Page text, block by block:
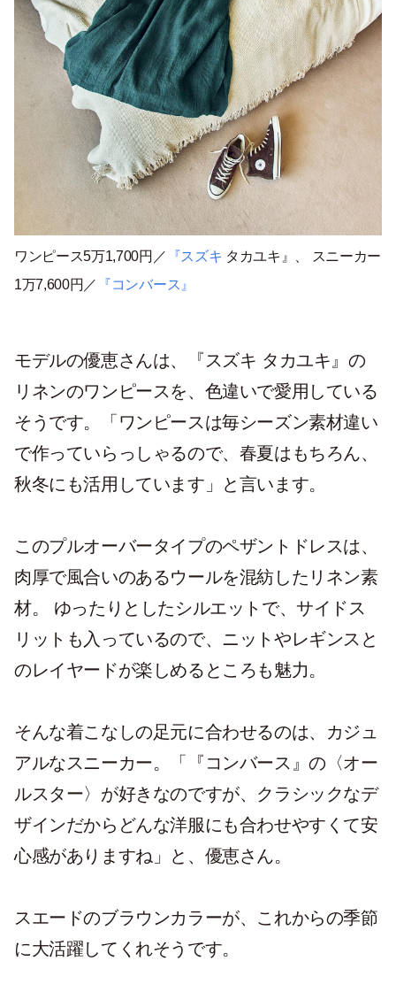
ワンピース5万1,700円／ 『スズキ タカユキ』、
スニーカー
1万7,600円／
『コンバース 』
モデルの優恵さんは、『スズキ タカユキ』の
リネンのワンピースを、色違いで愛用している
そうです。「ワンピースは毎シーズン素材違い
で作っていらっしゃるので、春夏はもちろん、
秋冬にも活用しています」と言います。
このプルオーバータイプのペザントドレスは、
肉厚で風合いのあるウールを混紡したリネン素
材。 ゆったりとしたシルエットで、サイドス
リットも入っているので、ニットやレギンスと
のレイヤードが楽しめるところも魅力。
そんな着こなしの足元に合わせるのは、カジュ
アルなスニーカー。「『コンバース』の〈オー
ルスター〉が好きなのですが、クラシックなデ
ザインだからどんな洋服にも合わせやすくて安
心感がありますね」と、優恵さん。
スエードのブラウンカラーが、これからの季節
に大活躍してくれそうです。